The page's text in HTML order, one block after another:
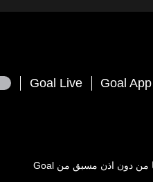
Goal
Goal Live
من دون اذن مسبق من Goal